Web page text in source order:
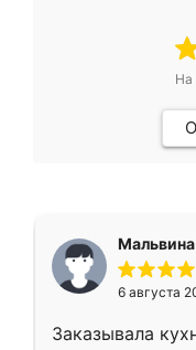
На
Мальвина
6 августа
Заказывала